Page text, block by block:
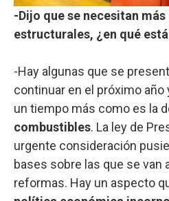
-Dijo que se necesitan
estructurales, ¿en qué
-Hay algunas que se
continuar en el próximo año
un tiempo más como es la
combustibles. La ley de
urgente consideración
bases sobre las que se van
reformas. Hay un aspecto